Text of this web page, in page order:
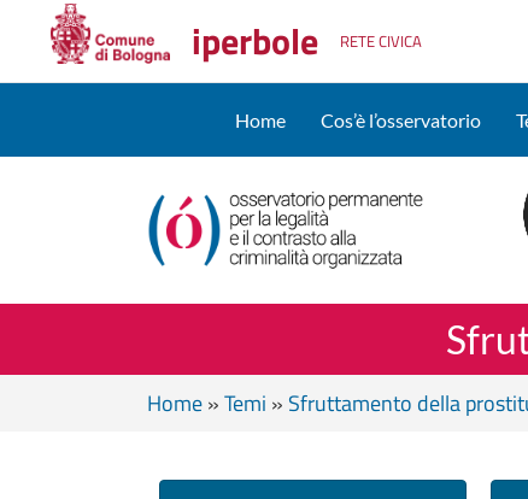
iperbole RETE CIVICA
Home Cos’è l’osservatorio
Home»Temi » Sfruttamento della